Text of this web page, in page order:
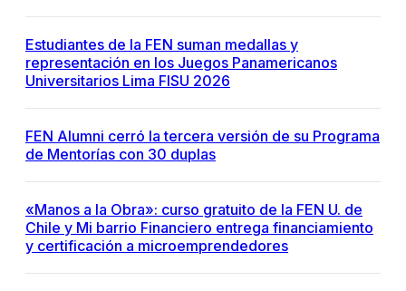
Estudiantes de la FEN suman medallas y
representación en los Juegos Panamericanos
Universitarios Lima FISU 2026
FEN Alumni cerró la tercera versión de su Programa
de Mentorías con 30 duplas
«Manos a la Obra»: curso gratuito de la FEN U. de
Chile y Mi barrio Financiero entrega financiamiento
y certificación a microemprendedores